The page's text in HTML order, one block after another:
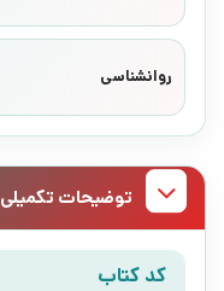
روانشناسی
توضیحات تکمیلی
کد کتاب